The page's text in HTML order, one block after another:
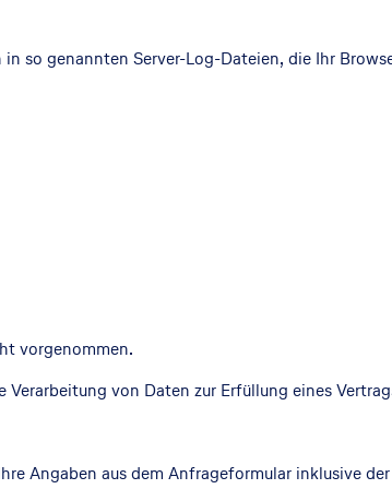
so genannten Server-Log-Dateien, die Ihr
vorgenommen.
von Daten zur Erfüllung eines
Angaben aus dem Anfrageformular inklusive